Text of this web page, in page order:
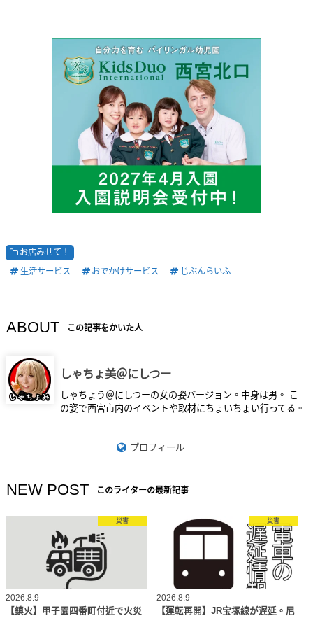
お店みせて！
生活サービス
おでかけサービス じぶんらいふ
ABOUT この記事をかいた人
しゃちょ美＠にしつー
しゃちょう＠にしつーの女の姿バージョン。中身は男。 こ
の姿で西宮市内のイベントや取材にちょいちょい行ってる。
プロフィール
NEW POST このライターの最新記事
災害
2026.8.9
【鎮火】甲子園四番町付近で火災
災害
2026.8.9
【運転再開】JR宝塚線が遅延。尼